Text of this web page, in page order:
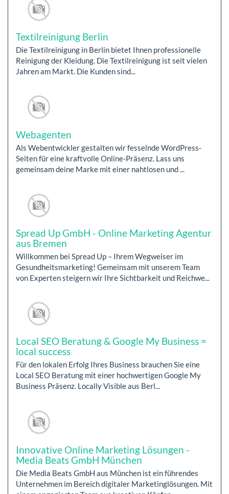
Textilreinigung Berlin
Die Textilreinigung in Berlin bietet Ihnen professionelle
Reinigung der Kleidung. Die Textilreinigung ist seit vielen
Jahren am Markt. Die Kunden sind...
Webagenten
Als Webentwickler gestalten wir fesselnde WordPress-
Seiten für eine kraftvolle Online-Präsenz. Lass uns
gemeinsam deine Marke mit einer nahtlosen und ...
Spread Up GmbH - Online Marketing Agentur
aus Bremen
Willkommen bei Spread Up – Ihrem Wegweiser im
Gesundheitsmarketing! Gemeinsam mit unserem Team
von Experten steigern wir Ihre Sichtbarkeit und Reichwe...
Local SEO Beratung & Google My Business =
local success
Für den lokalen Erfolg Ihres Business brauchen Sie eine
Local SEO Beratung mit einer hochwertigen Google My
Business Präsenz. Locally Visible aus Berl...
Innovative Online Marketing Lösungen -
Media Beats GmbH München
Die Media Beats GmbH aus München ist ein führendes
Unternehmen im Bereich digitaler Marketinglösungen. Mit